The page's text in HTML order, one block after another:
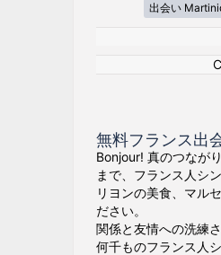
出会い
無料フランス出
Bonjour! 真のつなが
まで、フランス人シ
リヨンの美食、マル
ださい。
関係と友情への洗練
何千ものフランス人